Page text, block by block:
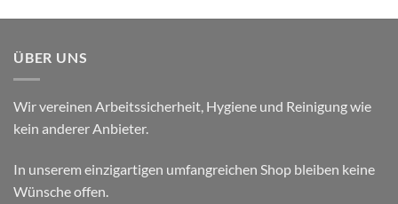
ÜBER UNS
Wir vereinen Arbeitssicherheit, Hygiene und Reinigung wie
kein anderer Anbieter.
In unserem einzigartigen umfangreichen Shop bleiben keine
Wünsche offen.